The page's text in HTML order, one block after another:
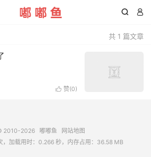
 
共 1 篇文章
 赞(0)
2010-2026 嘟嘟鱼
网站地图
，加载用时：0.266 秒，内存占用：36.58 MB